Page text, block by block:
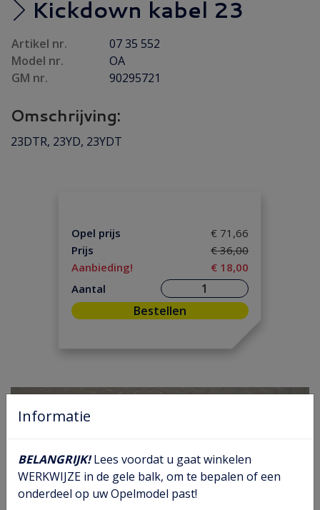
Carrosserie (79)
Carrosserie plaatwerk(24)
Elektrisch/ Verlichting
Folders/ Boeken/ Modellen
Gebruikt (22)
Motorpakking/ Keerring
Onderhoud
Ontsteking(23)
Versnelling/ Aandrijving(86)
Remmen/ Wielen(65)
Kickdown kabel 23
Artikel nr.
07 35 552
Model nr.
OA
GM nr.
90295721
Omschrijving:
23DTR, 23YD, 23YDT
Opel prijs
€ 71,66
Prijs
€ 36,00
Aanbieding!
€ 18,00
Aantal
Bestellen
Informatie
BELANGRIJK!Lees voordat u gaat winkelen
WERKWIJZE in de gele balk, om te bepalen of een
onderdeel op uw Opelmodel past!